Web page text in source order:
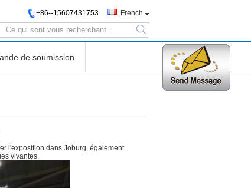
French
+86--15607431753
search
de soumission
l'exposition dans Joburg, également
vivantes,